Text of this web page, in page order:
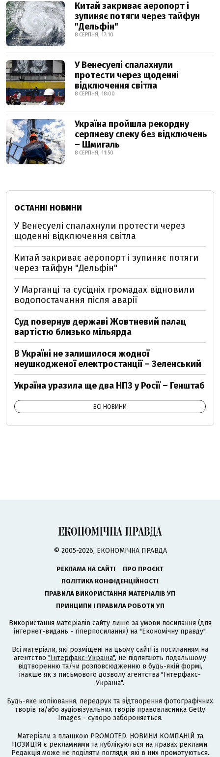
Китай закриває аеропорт і
зупиняє потяги через тайфун
"Дельфін"
8 СЕРПНЯ, 17:10
У Венесуелі спалахнули
протести через щоденні
відключення світла
8 СЕРПНЯ, 18:00
Україна пройшла рекордну
серпневу спеку без відключень
– Шмигаль
8 СЕРПНЯ, 11:50
ОСТАННІ НОВИНИ
У Венесуелі спалахнули протести через
щоденні відключення світла
Китай закриває аеропорт і зупиняє потяги
через тайфун "Дельфін"
У Марганці та сусідніх громадах відновили
водопостачання після аварії
Суд повернув державі Жовтневий палац
вартістю близько мільярда
В Україні не залишилося жодної
неушкодженої електростанції – Зеленський
Україна уразила ще два НПЗ у Росії – Генштаб
ВСІ НОВИНИ
© 2005-2026, ЕКОНОМІЧНА ПРАВДА
РЕКЛАМА НА САЙТІ
ПРО ПРОЄКТ
ПОЛІТИКА КОНФІДЕНЦІЙНОСТІ
ПРАВИЛА ВИКОРИСТАННЯ МАТЕРІАЛІВ УП
ПРИНЦИПИ І ПРАВИЛА РОБОТИ УП
Використання матеріалів сайту лише за умови посилання (для
інтернет-видань - гіперпосилання) на "Економічну правду".
Всі матеріали, які розміщені на цьому сайті із посиланням на
агентство "Інтерфакс-Україна", не підлягають подальшому
відтворенню та/чи розповсюдженню в будь-якій формі,
інакше як з письмового дозволу агентства "Інтерфакс-
Україна".
Будь-яке копіювання, передрук та відтворення фотографічних
творів та/або аудіовізуальних творів правовласника Getty
Images - суворо забороняється.
Матеріали з плашкою PROMOTED, НОВИНИ КОМПАНІЙ та
ПОЗИЦІЯ є рекламними та публікуються на правах реклами.
Редакція може не поділяти погляди, які в них промотуються.